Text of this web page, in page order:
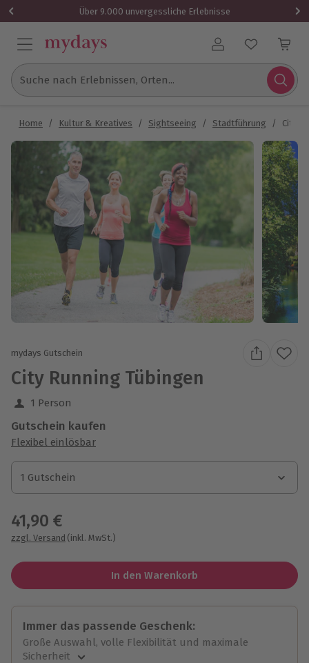
Über 9.000 unvergessliche Erlebnisse
Benutzerkonto
Suche nach Erlebnissen, Orten...
Home / Kultur & Kreatives / Sightseeing / Stadtführung / City
mydays Gutschein
City Running Tübingen
1 Person
Gutschein kaufen
Flexibel einlösbar
1 Gutschein
1 Gutschein
1 Gutschein
41,90 €
zzgl. Versand (inkl. MwSt.)
In den Warenkorb
Immer das passende Geschenk:
Große Auswahl, volle Flexibilität und maximale
Sicherheit